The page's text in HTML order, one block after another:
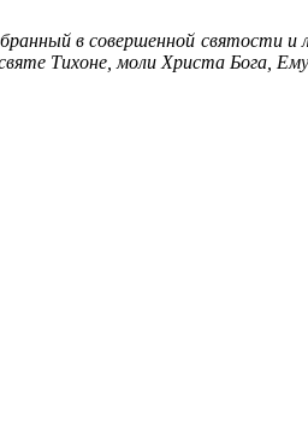
в совершенной святости и
Тихоне, моли Христа Бога,